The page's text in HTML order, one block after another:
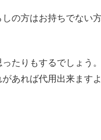
の方はお持ちでない
たりもするでしょう。
あれば代用出来ますよ